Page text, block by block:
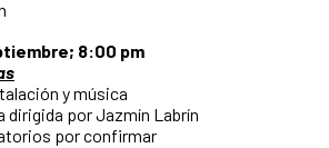
8:00 pm
y música
dirigida por Jazmín Labrín
por confirmar